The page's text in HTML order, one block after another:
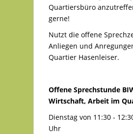
Quartiersbüro
gerne!
Nutzt die offene
Anliegen und
Quartier Hasenleiser.
Offene Sprechstunde
Wirtschaft, Arbeit im
Dienstag von 11:30 -
Uhr